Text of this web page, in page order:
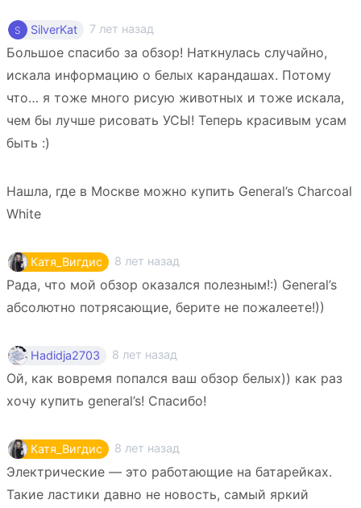
SilverKat 7 лет назад
Большое спасибо за обзор! Наткнулась случайно,
искала информацию о белых карандашах. Потому
что… я тоже много рисую животных и тоже искала,
чем бы лучше рисовать УСЫ! Теперь красивым усам
быть :)
Нашла, где в Москве можно купить General’s Charcoal
White
Катя_Вигдис 8 лет назад
Рада, что мой обзор оказался полезным!:) General’s
абсолютно потрясающие, берите не пожалеете!))
Hadidja2703 8 лет назад
Ой, как вовремя попался ваш обзор белых)) как раз
хочу купить general’s! Спасибо!
Катя_Вигдис 8 лет назад
Электрические — это работающие на батарейках.
Такие ластики давно не новость, самый яркий